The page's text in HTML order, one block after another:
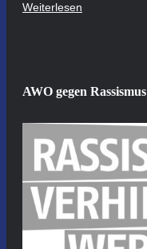
Weiterlesen
AWO gegen Rassismus